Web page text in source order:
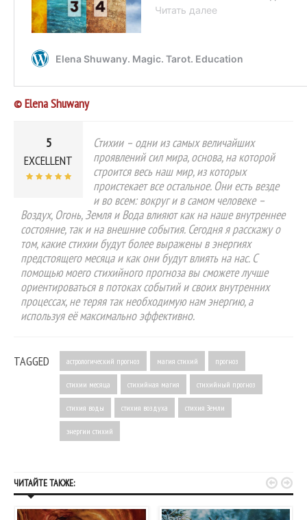
© Elena Shuwany
5
EXCELLENT
Стихии – одни из самых величайших
проявлений сил мира, основа, на которой
строится весь наш мир, из которых
проистекает все остальное. Они есть везде
и во всем: вокруг и в самом человеке –
Воздух, Огонь, Земля и Вода влияют как на наше внутреннее
состояние, так и на внешние события. Сегодня я расскажу о
том, какие стихии будут более выражены в энергиях
предстоящего месяца и как они будут влиять на нас. С
помощью моего стихийного прогноза вы сможете лучше
ориентироваться в потоках событий и своих внутренних
процессах, не теряя так необходимую нам энергию, а
используя её максимально эффективно.
TAGGED астрологический прогноз магия стихий прогноз
стихии месяца стихийная магия стихийный прогноз
стихия воды стихия воздуха стихия Земли
энергии стихий
ЧИТАЙТЕ ТАКЖЕ:  